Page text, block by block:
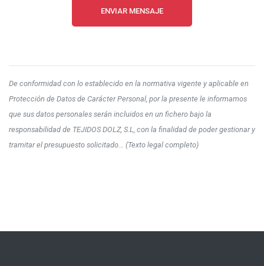
ENVIAR MENSAJE
De conformidad con lo establecido en la normativa vigente y aplicable en
Protección de Datos de Carácter Personal, por la presente le informamos
que sus datos personales serán incluidos en un fichero bajo la
responsabilidad de TEJIDOS DOLZ, S.L, con la finalidad de poder gestionar y
tramitar el presupuesto solicitado... (Texto legal completo)